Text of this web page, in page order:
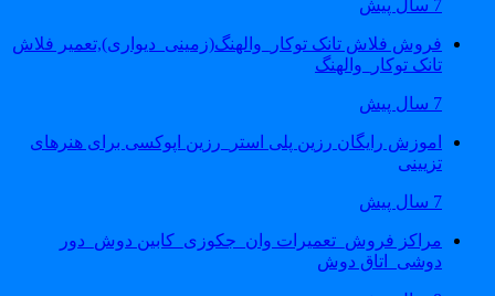
فروش فلاش تانک توکار_والهنگ(زمینی_دیواری),تعمیر فلاش
تانک توکار_والهنگ
اموزش رایگان رزین پلی استر_رزین اپوکسی برای هنرهای
تزیینی
مراکز فروش_تعمیرات وان_جکوزی_کابین دوش_دور
دوشی_اتاق دوش